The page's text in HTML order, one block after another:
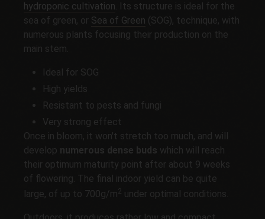
hydroponic cultivation. Its structure is ideal for the
sea of green, or Sea of Green (SOG), technique, with
numerous plants focusing their production on the
main stem.
Ideal for SOG
High yields
Resistant to pests and fungi
Very strong effect
Once in bloom, it won't stretch too much, and will
develop numerous dense buds which will reach
their optimum maturity point after about 9 weeks
of flowering. The final indoor yield can be quite
large, of up to 700g/m2 under optimal conditions.